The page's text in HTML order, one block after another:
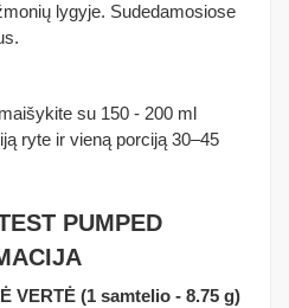
lygyje. Sudedamosiose
su 150 - 200 ml
ryte ir vieną porciją 30–45
PUMPED
VERTĖ (1 samtelio - 8.75 g)